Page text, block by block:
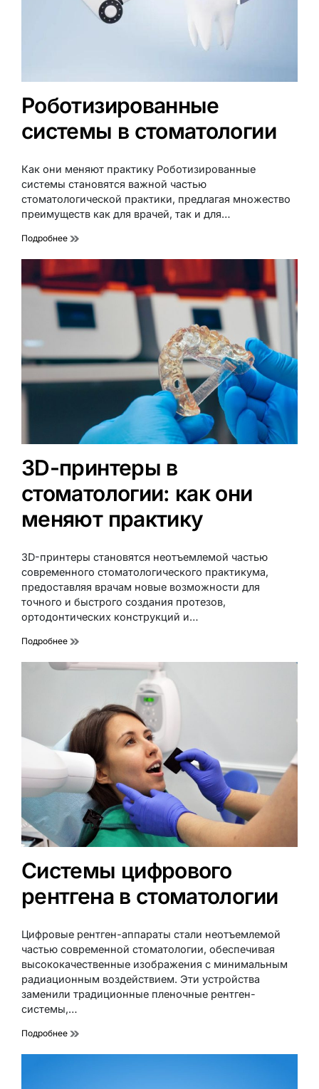
Роботизированные
системы в стоматологии
Как они меняют практику Роботизированные
системы становятся важной частью
стоматологической практики, предлагая множество
преимуществ как для врачей, так и для…
Подробнее
3D-принтеры в
стоматологии: как они
меняют практику
3D-принтеры становятся неотъемлемой частью
современного стоматологического практикума,
предоставляя врачам новые возможности для
точного и быстрого создания протезов,
ортодонтических конструкций и…
Подробнее
Системы цифрового
рентгена в стоматологии
Цифровые рентген-аппараты стали неотъемлемой
частью современной стоматологии, обеспечивая
высококачественные изображения с минимальным
радиационным воздействием. Эти устройства
заменили традиционные пленочные рентген-
системы,…
Подробнее